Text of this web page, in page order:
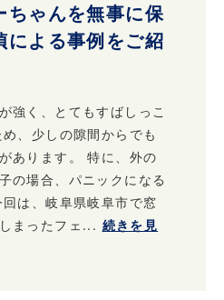
ちゃんを無事に保
による事例をご紹
強く、とてもすばしっこ
、少しの隙間からでも
あります。 特に、外の
の場合、パニックになる
は、岐阜県岐阜市で窓
まったフェ... 続きを見